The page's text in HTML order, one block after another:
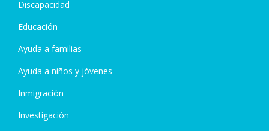
Discapacidad
Educación
Ayuda a familias
Ayuda a niños y jóvenes
Inmigración
Investigación